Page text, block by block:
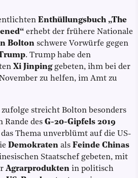
Enthüllungsbuch „The
erhebt der frühere Nationale
Bolton schwere Vorwürfe gegen
. Trump habe den
Xi Jinpinggebeten, ihm bei der
zu helfen, im Amt zu
zufolge streicht Bolton besonders
Rande des G-20-Gipfels 2019
Thema unverblümt auf die US-
Demokraten als Feinde Chinas
Staatschef gebeten, mit
Agrarprodukten in politisch